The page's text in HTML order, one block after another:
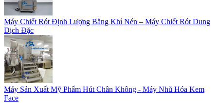
Máy Chiết Rót Định Lượng Bằng Khí Nén – Máy Chiết Rót Dung
Dịch Đặc
Máy Sản Xuất Mỹ Phẩm Hút Chân Không - Máy Nhũ Hóa Kem
Face